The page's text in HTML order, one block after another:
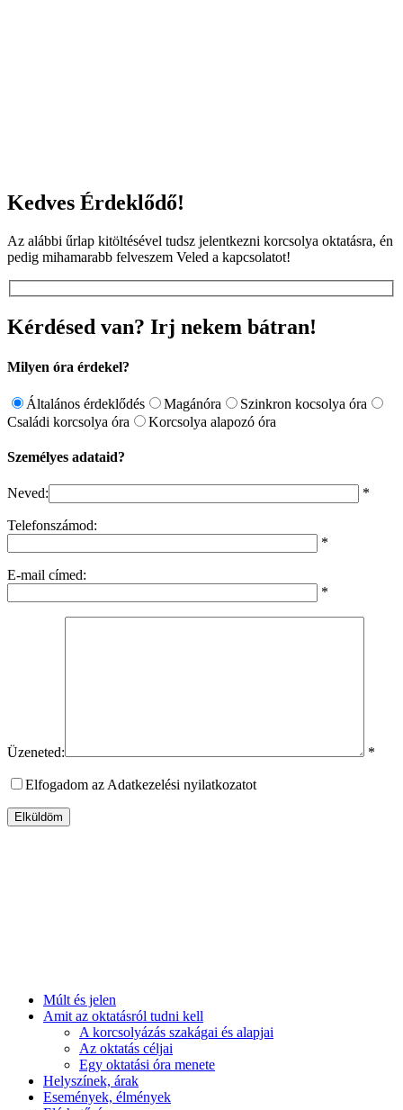
Kedves Érdeklődő!
Az alábbi űrlap kitöltésével tudsz jelentkezni korcsolya oktatásra, én
pedig mihamarabb felveszem Veled a kapcsolatot!
Kérdésed van? Irj nekem bátran!
Milyen óra érdekel?
Általános érdeklődés Magánóra
Szinkron kocsolya óra
Családi korcsolya óra
Korcsolya alapozó óra
Személyes adataid?
Neved: *
Telefonszámod:
*
E-mail címed:
*
Üzeneted: *
Elfogadom az Adatkezelési nyilatkozatot
Múlt és jelen
Amit az oktatásról tudni kell
A korcsolyázás szakágai és alapjai
Az oktatás céljai
Egy oktatási óra menete
Helyszínek, árak
Események, élmények